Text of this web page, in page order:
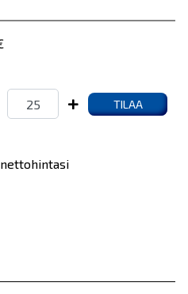
TILAA
nettohintasi